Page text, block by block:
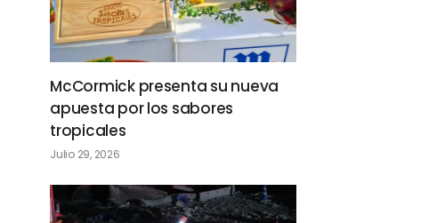
McCormick presenta su nueva
apuesta por los sabores
tropicales
Julio 29, 2026